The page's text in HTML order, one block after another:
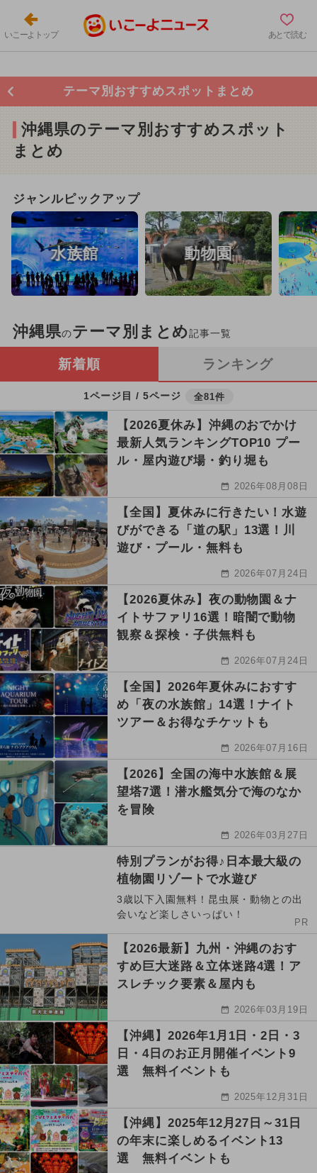
いこーよトップ あとで読む
テーマ別おすすめスポットまとめ
沖縄県のテーマ別おすすめスポット
まとめ
ジャンルピックアップ
水族館 動物園
沖縄県のテーマ別まとめ記事一覧
新着順 ランキング
1ページ目 / 5ページ 全81件
【2026夏休み】沖縄のおでかけ
最新人気ランキングTOP10 プー
ル・屋内遊び場・釣り堀も
2026年08月08日
【全国】夏休みに行きたい！水遊
びができる「道の駅」13選！川
遊び・プール・無料も
2026年07月24日
【2026夏休み】夜の動物園＆ナ
イトサファリ16選！暗闇で動物
観察＆探検・子供無料も
2026年07月24日
【全国】2026年夏休みにおすす
め「夜の水族館」14選！ナイト
ツアー＆お得なチケットも
2026年07月16日
【2026】全国の海中水族館＆展
望塔7選！潜水艦気分で海のなか
を冒険
2026年03月27日
特別プランがお得♪日本最大級の
植物園リゾートで水遊び
3歳以下入園無料！昆虫展・動物との出
会いなど楽しさいっぱい！
PR
【2026最新】九州・沖縄のおす
すめ巨大迷路＆立体迷路4選！ア
スレチック要素＆屋内も
2026年03月19日
【沖縄】2026年1月1日・2日・3
日・4日のお正月開催イベント9
選 無料イベントも
2025年12月31日
【沖縄】2025年12月27日～31日
の年末に楽しめるイベント13
選 無料イベントも